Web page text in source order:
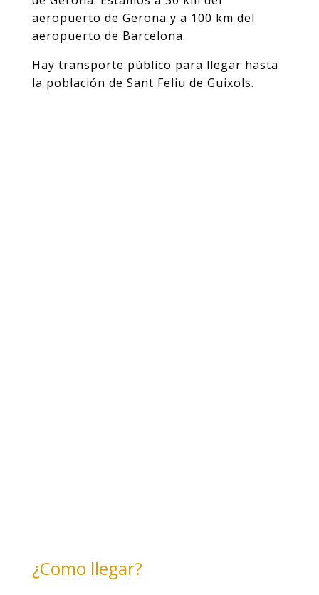
aeropuerto de Gerona y a 100 km del
aeropuerto de Barcelona.
Hay transporte público para llegar hasta
la población de Sant Feliu de Guixols.
¿Como llegar?